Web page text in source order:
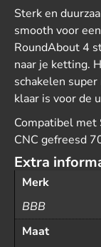
Sterk en
smooth voor
RoundAbout 4
naar je ketting.
schakelen
klaar is voor de
Compatibel met
CNC gefreesd
Extra
Merk
BBB
Maat